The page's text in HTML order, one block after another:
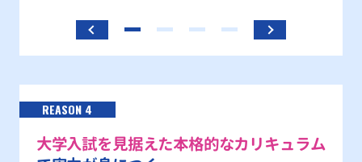
REASON 4
大学入試を見据えた本格的なカリキュラム